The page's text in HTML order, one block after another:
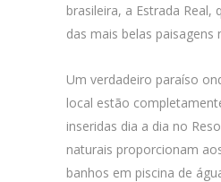
brasileira, a Estrada Real,
das mais belas paisagens
Um verdadeiro paraíso
local estão
inseridas dia a dia no
naturais proporcionam
banhos em piscina de